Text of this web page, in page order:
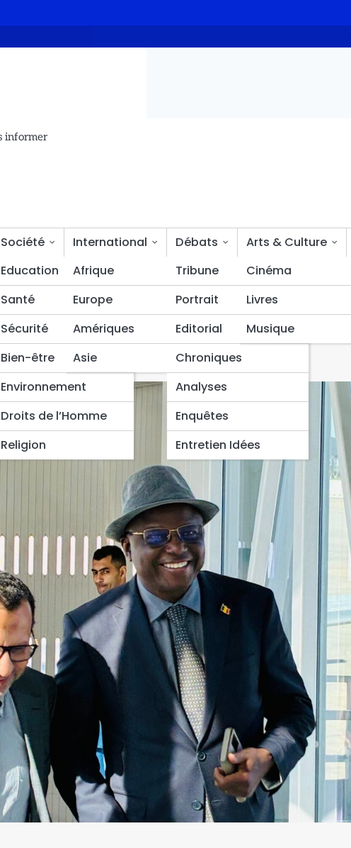
du Mandoul
informer
Société
Education
Santé
Sécurité
Bien-être
Environnement
Droits de l’Homme
Religion
International
Afrique
Europe
Amériques
Asie
Débats
Tribune
Portrait
Editorial
Chroniques
Analyses
Enquêtes
Entretien Idées
Arts & Culture
Cinéma
Livres
Musique
Bien-être
de l’Energie en visite de travail en Algerie
l’Energie en visite de